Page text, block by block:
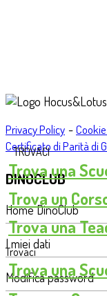
TROVACI
Trova una
Trova un
Trova una
Trovaci
Trova una
Privacy Policy -
Certificato di Parità di
DINOCLUB
Home DinoClub
I miei dati
Modifica password